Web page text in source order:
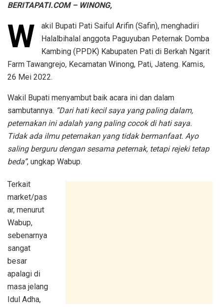
BERITAPATI.COM – WINONG,
W
akil Bupati Pati Saiful Arifin (Safin), menghadiri
Halalbihalal anggota Paguyuban Peternak Domba
Kambing (PPDK) Kabupaten Pati di Berkah Ngarit
Farm Tawangrejo, Kecamatan Winong, Pati, Jateng. Kamis,
26 Mei 2022.
Wakil Bupati menyambut baik acara ini dan dalam
sambutannya. “Dari hati kecil saya yang paling dalam,
peternakan ini adalah yang paling cocok di hati saya.
Tidak ada ilmu peternakan yang tidak bermanfaat. Ayo
saling berguru dengan sesama peternak, tetapi rejeki tetap
beda”, ungkap Wabup.
Terkait
market/pas
ar, menurut
Wabup,
sebenarnya
sangat
besar
apalagi di
masa jelang
Idul Adha,